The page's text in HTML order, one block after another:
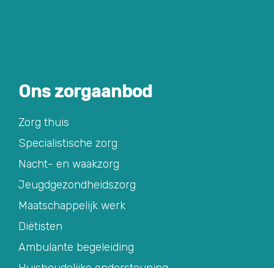
Ons zorgaanbod
Zorg thuis
Specialistische zorg
Nacht- en waakzorg
Jeugdgezondheidszorg
Maatschappelijk werk
Diëtisten
Ambulante begeleiding